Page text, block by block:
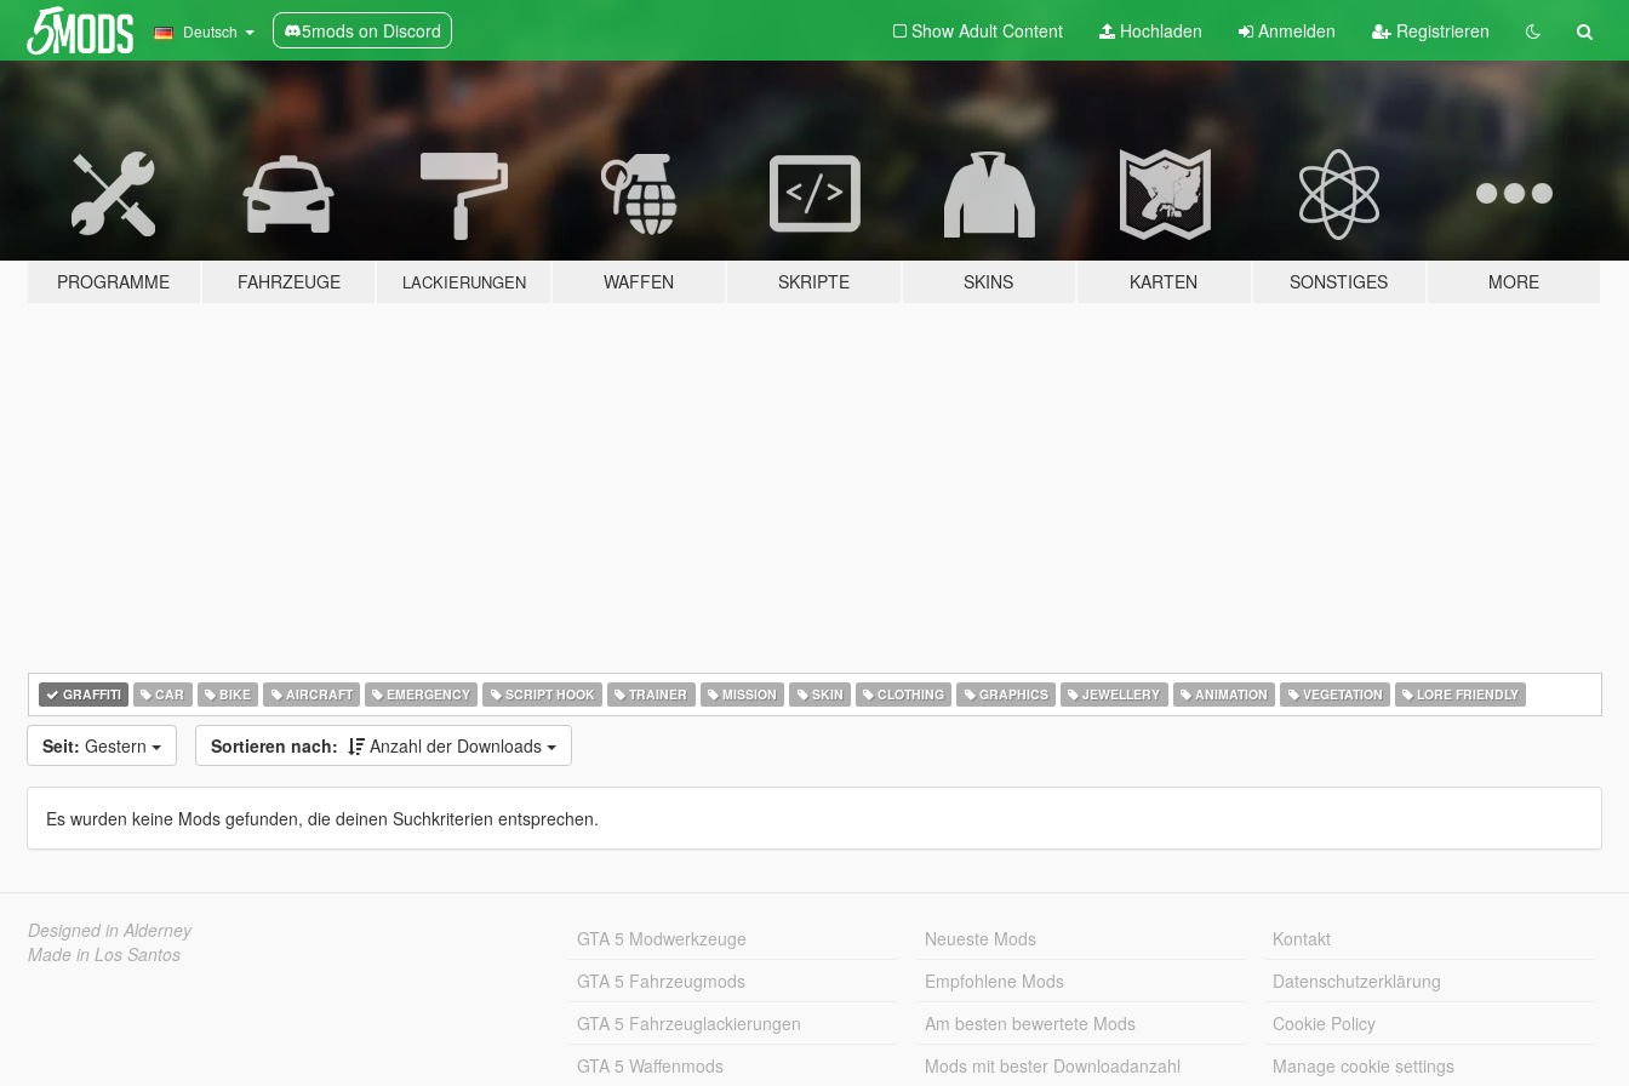
Deutsch 5mods on Discord Show Adult Content Hochladen Anmelden Registrieren
PROGRAMME FAHRZEUGE LACKIERUNGEN WAFFEN SKRIPTE SKINS KARTEN SONSTIGES MORE
GRAFFITI CAR BIKE AIRCRAFT EMERGENCY SCRIPT HOOK TRAINER MISSION SKIN CLOTHING GRAPHICS JEWELLERY ANIMATION VEGETATION LORE FRIENDLY
Seit: Gestern Sortieren nach: Anzahl der Downloads
Es wurden keine Mods gefunden, die deinen Suchkriterien entsprechen.
Designed in Alderney
Made in Los Santos
GTA 5 Modwerkzeuge
GTA 5 Fahrzeugmods
GTA 5 Fahrzeuglackierungen
GTA 5 Waffenmods
Neueste Mods
Empfohlene Mods
Am besten bewertete Mods
Mods mit bester Downloadanzahl
Kontakt
Datenschutzerklärung
Cookie Policy
Manage cookie settings